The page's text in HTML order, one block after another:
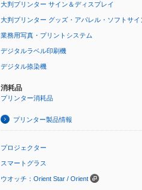
大判プリンター サイン＆ディスプレイ
大判プリンター グッズ・アパレル・ソフトサイ
業務用写真・プリントシステム
デジタルラベル印刷機
デジタル捺染機
消耗品
プリンター消耗品
プリンター製品情報
プロジェクター
スマートグラス
ウオッチ：Orient Star / Orient